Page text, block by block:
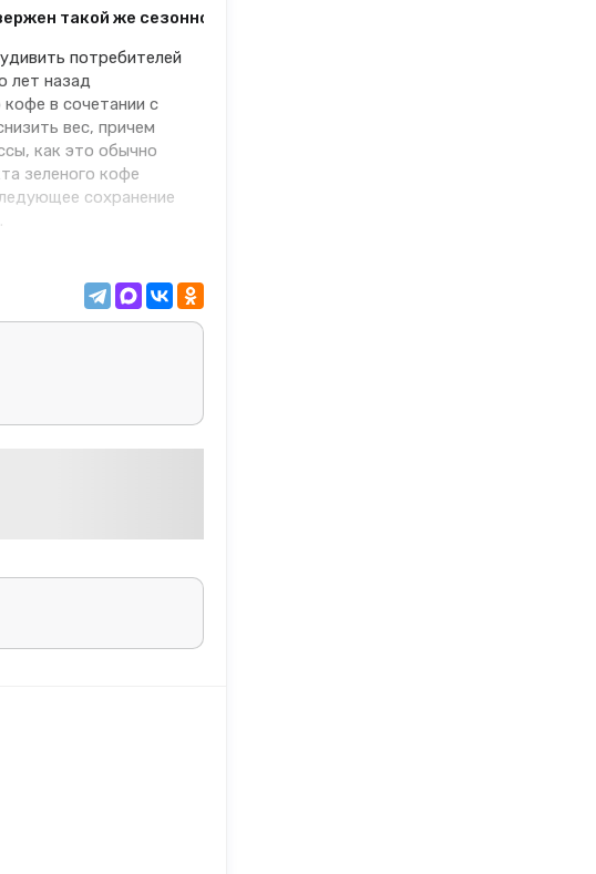
такой же сезонности, как спрос на зонтики или
потребителей
лет назад
в сочетании с
вес, причем
как это обычно
зеленого кофе
сохранение